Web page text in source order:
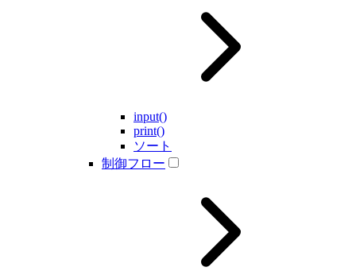
input()
print()
ソート
制御フロー